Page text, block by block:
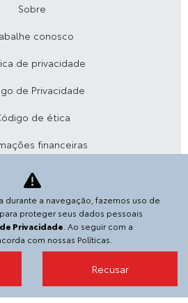
Sobre
conosco
de privacidade
de Privacidade
de ética
financeiras
Seu bem maior é a vida.
PECAS S.A.
Mário Covas, S/N, KM 24 - Centro
durante a navegação, fazemos uso de
proteger seus dados pessoais
Privacidade . Ao seguir com a
com nossas Políticas.
Recusar